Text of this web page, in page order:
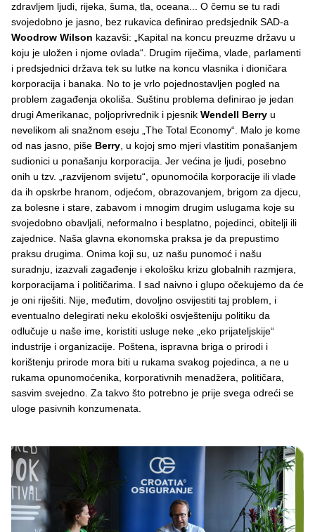
zdravljem ljudi, rijeka, šuma, tla, oceana... O čemu se tu radi
svojedobno je jasno, bez rukavica definirao predsjednik SAD-a
Woodrow Wilson kazavši: „Kapital na koncu preuzme državu u
koju je uložen i njome ovlada“. Drugim riječima, vlade, parlamenti
i predsjednici država tek su lutke na koncu vlasnika i dioničara
korporacija i banaka. No to je vrlo pojednostavljen pogled na
problem zagađenja okoliša. Suštinu problema definirao je jedan
drugi Amerikanac, poljoprivrednik i pjesnik Wendell Berry u
nevelikom ali snažnom eseju „The Total Economy“. Malo je kome
od nas jasno, piše Berry, u kojoj smo mjeri vlastitim ponašanjem
sudionici u ponašanju korporacija. Jer većina je ljudi, posebno
onih u tzv. „razvijenom svijetu“, opunomoćila korporacije ili vlade
da ih opskrbe hranom, odjećom, obrazovanjem, brigom za djecu,
za bolesne i stare, zabavom i mnogim drugim uslugama koje su
svojedobno obavljali, neformalno i besplatno, pojedinci, obitelji ili
zajednice. Naša glavna ekonomska praksa je da prepustimo
praksu drugima. Onima koji su, uz našu punomoć i našu
suradnju, izazvali zagađenje i ekološku krizu globalnih razmjera,
korporacijama i političarima. I sad naivno i glupo očekujemo da će
je oni riješiti. Nije, međutim, dovoljno osvijestiti taj problem, i
eventualno delegirati neku ekološki osvješteniju politiku da
odlučuje u naše ime, koristiti usluge neke „eko prijateljskije“
industrije i organizacije. Poštena, ispravna briga o prirodi i
korištenju prirode mora biti u rukama svakog pojedinca, a ne u
rukama opunomoćenika, korporativnih menadžera, političara,
sasvim svejedno. Za takvo što potrebno je prije svega odreći se
uloge pasivnih konzumenata.